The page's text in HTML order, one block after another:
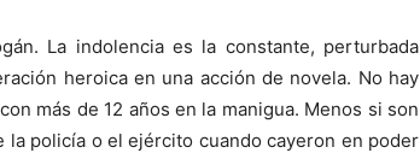
La indolencia es la constante, perturbada
heroica en una acción de novela. No hay
más de 12 años en la manigua. Menos si son
policía o el ejército cuando cayeron en poder